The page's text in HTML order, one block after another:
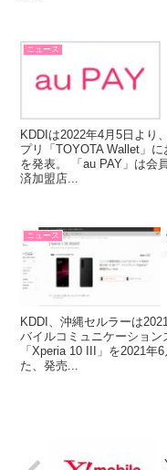
ニュース
KDDIは2022年4月5日より
プリ「TOYOTA Wallet」
を発表。 「au PAY」は会
済加盟店...
ニュース
KDDI、沖縄セルラーは
バイルコミュニケーション
「Xperia 10 III」を2021年
た、発売...